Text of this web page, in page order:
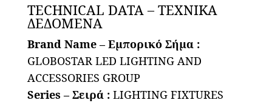
-
Μ20
x
Π20
x
Υ26cm
TECHNICAL DATA – ΤΕΧΝΙΚΑ
ΔΕΔΟΜΕΝΑ
Brand Name – Εμπορικό Σήμα :
GLOBOSTAR LED LIGHTING AND
ACCESSORIES GROUP
Series – Σειρά : LIGHTING FIXTURES